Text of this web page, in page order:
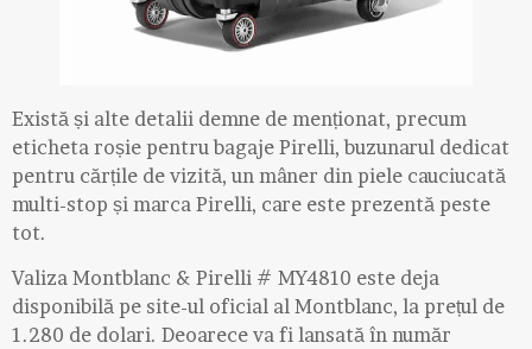
Există și alte detalii demne de menționat, precum
eticheta roșie pentru bagaje Pirelli, buzunarul dedicat
pentru cărțile de vizită, un mâner din piele cauciucată
multi-stop și marca Pirelli, care este prezentă peste
tot.
Valiza Montblanc & Pirelli # MY4810 este deja
disponibilă pe site-ul oficial al Montblanc, la prețul de
1.280 de dolari. Deoarece va fi lansată în număr